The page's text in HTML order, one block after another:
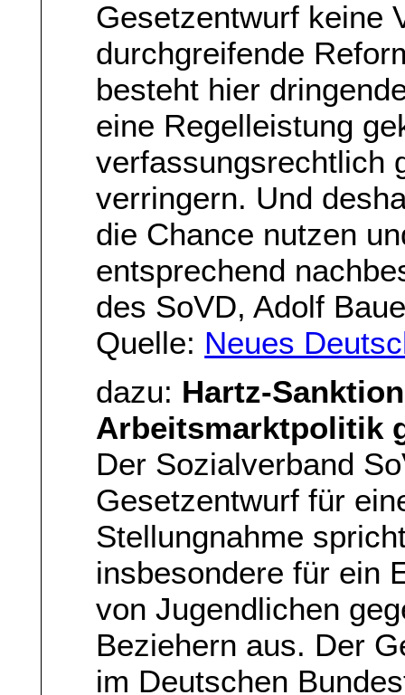
Gesetzentwurf keine
durchgreifende
besteht hier
eine Regelleistung
verfassungsrechtlich
verringern. Und
die Chance nutzen
entsprechend
des SoVD, Adolf
Quelle: Neues
dazu: Hartz-
Arbeitsmarktpolitik
Der Sozialverband
Gesetzentwurf für
Stellungnahme
insbesondere für ein
von Jugendlichen
Beziehern aus. Der
im Deutschen